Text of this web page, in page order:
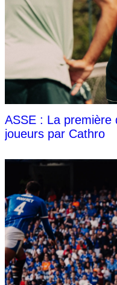
ASSE : La première
joueurs par Cathro